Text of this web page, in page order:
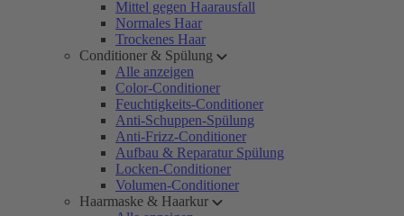
Mittel gegen Haarausfall
Normales Haar
Trockenes Haar
Conditioner & Spülung
Alle anzeigen
Color-Conditioner
Feuchtigkeits-Conditioner
Anti-Schuppen-Spülung
Anti-Frizz-Conditioner
Aufbau & Reparatur Spülung
Locken-Conditioner
Volumen-Conditioner
Haarmaske & Haarkur